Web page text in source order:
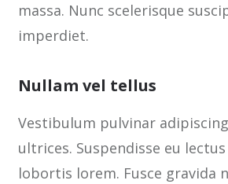
massa. Nunc scelerisque
imperdiet.
Nullam vel tellus
Vestibulum pulvinar
ultrices. Suspendisse eu
lobortis lorem. Fusce gravida